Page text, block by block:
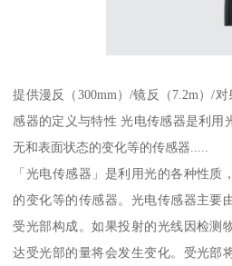
提供漫反（300mm）/镜反（7.2m）/
感器的定义与特性 光电传感器是利用
无和表面状态的变化等的传感器.....
「光电传感器」是利用光的各种性质
的变化等的传感器。光电传感器主要
受光部构成。如果投射的光线因检测
达受光部的量将会发生变化。受光部